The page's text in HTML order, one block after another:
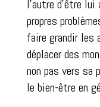
l’autre d’être
propres
faire grandir les
déplacer des
non pas vers sa
le bien-être en